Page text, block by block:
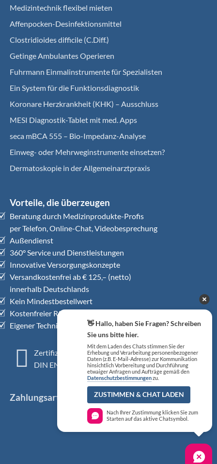
Medizintechnik flexibel mieten
Affenpocken-Desinfektionsmittel
Clostridioides difficile (C.Diff.)
Getinge Ambulantes Operieren
Fuhrmann Einmalinstrumente für Spezialisten
Ein System für die Funktionsdiagnostik
Koro­nare Herz­krank­heit (KHK) – Ausschluss
MESI Diagnostik-Tablet mit med. Apps
seca mBCA 555 – Bio-Impedanz-Analyse
Einweg- oder Mehrweginstrumente einsetzen?
Dermatoskopie in der Allgemeinarztpraxis
Vorteile, die überzeugen
Beratung durch Medizinprodukte-Profis
per Telefon, Online-Chat, Videobesprechung
Außendienst
360° Service und Dienstleistungen
Innovative Versorgungskonzepte
Versandkostenfrei ab € 125,– (netto)
innerhalb Deutschlands
Kein Mindestbestellwert
Kostenfreier Rückholservice
Eigener Technischer Kundendienst
Zertifiziertes QM-System
DIN EN ISO 13485
Zahlungsarten
👋 Hallo, haben Sie Fragen? Schreiben
Sie uns bitte hier.
Mit dem Laden des Chats stimmen Sie der
Erhebung und Verarbeitung personenbezogener
Daten (z.B. E-Mail-Adresse) zur Kommunikation
hinsichtlich Vorbereitung und Durchführung
etwaiger Anfragen und Aufträge gemäß den
Datenschutzbestimmungenzu.
ZUSTIMMEN & CHAT LADEN
Nach Ihrer Zustimmung klicken Sie zum
Starten auf das aktive Chatsymbol.